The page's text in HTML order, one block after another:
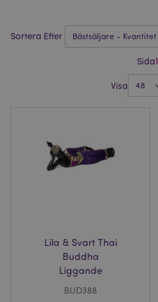
Sortera Efter
Sida1
Visa
Lila & Svart Thai
Buddha
Liggande
BUD388